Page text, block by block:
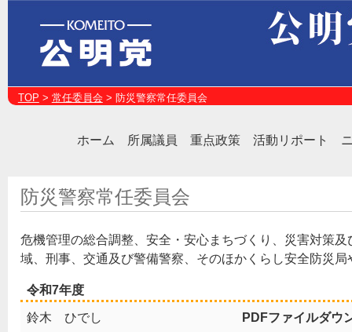
TOP > 常任委員会 > 防災警察常任委員会
ホーム 所属議員 重点政策 活動リポート
防災警察常任委員会
危機管理の総合調整、安全・安心まちづくり、災害対策
域、刑事、交通及び警備警察、そのほかくらし安全防災
令和7年度
鈴木 ひでし PDFファイルダウ